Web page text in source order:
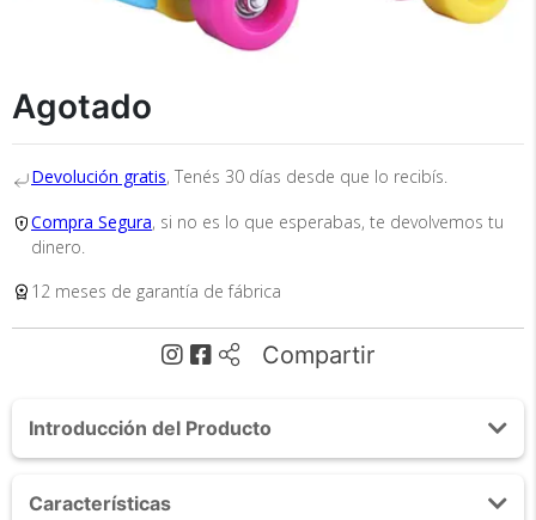
Agotado
Devolución gratis, Tenés 30 días desde que lo recibís.
Compra Segura, si no es lo que esperabas, te devolvemos tu
dinero.
12 meses de garantía de fábrica
Compartir
Introducción del Producto
4 Ruedas Frenos PU Transportables
Características
Recibí el producto que esperabas o
te devolvemos tu dinero.
que esperabas o te devolvemos el 100% de tu
dinero!
seguridad. Nos avalan 14 años de